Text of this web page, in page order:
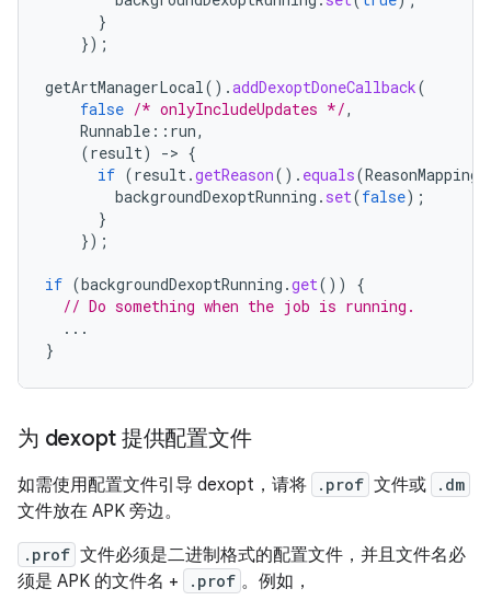
}
});
getArtManagerLocal().addDexoptDoneCallback(
false /* onlyIncludeUpdates */,
Runnable :: run,
(result) -> {
if (result.getReason(). equals(ReasonMapping
backgroundDexoptRunning . set(false);
}
});
if (backgroundDexoptRunning .get())
{
// Do something when the job is running.
...
}
为 dexopt 提供配置文件
如需使用配置文件引导 dexopt，请将 .prof 文件或 .dm
文件放在 APK 旁边。
.prof 文件必须是二进制格式的配置文件，并且文件名必
须是 APK 的文件名 +
.prof 。例如，